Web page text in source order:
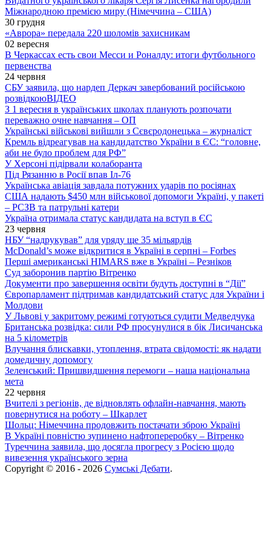
Міжнародною премією миру (Німеччина – США)
30 грудня
«Аврора» передала 220 шоломів захисникам
02 вересня
В Черкассах есть свои Месси и Роналду: итоги футбольного
первенства
24 червня
СБУ заявила, що нардеп Деркач завербований російською
розвідкоюВІДЕО
З 1 вересня в українських школах планують розпочати
переважно очне навчання – ОП
Українські військові вийшли з Сєвєродонецька – журналіст
Кремль відреагував на кандидатство України в ЄС: “головне,
аби не було проблем для РФ”
У Херсоні підірвали колаборанта
Під Рязанню в Росії впав Іл-76
Українська авіація завдала потужних ударів по росіянах
США надають $450 млн військової допомоги Україні, у пакеті
– РСЗВ та патрульні катери
Україна отримала статус кандидата на вступ в ЄС
23 червня
НБУ “надрукував” для уряду ще 35 мільярдів
McDonald’s може відкритися в Україні в серпні – Forbes
Перші американські HIMARS вже в Україні – Резніков
Суд заборонив партію Вітренко
Документи про завершення освіти будуть доступні в “Дії”
Європарламент підтримав кандидатський статус для України і
Молдови
У Львові у закритому режимі готуються судити Медведчука
Британська розвідка: сили РФ просунулися в бік Лисичанська
на 5 кілометрів
Влучання блискавки, утоплення, втрата свідомості: як надати
домедичну допомогу
Зеленський: Пришвидшення перемоги – наша національна
мета
22 червня
Вчителі з регіонів, де відновлять офлайн-навчання, мають
повернутися на роботу – Шкарлет
Шольц: Німеччина продовжить постачати зброю Україні
В Україні повністю зупинено нафтопереробку – Вітренко
Туреччина заявила, що досягла прогресу з Росією щодо
вивезення українського зерна
Copyright © 2016 - 2026 Сумські Дебати.